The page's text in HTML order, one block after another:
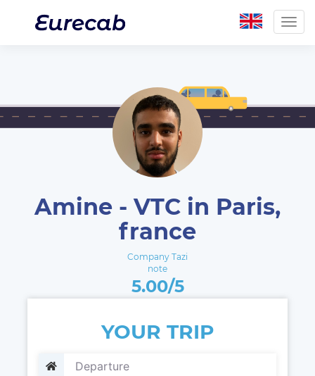
Amine - VTC in Paris,
france
Company Tazi
note
5.00/5
YOUR TRIP